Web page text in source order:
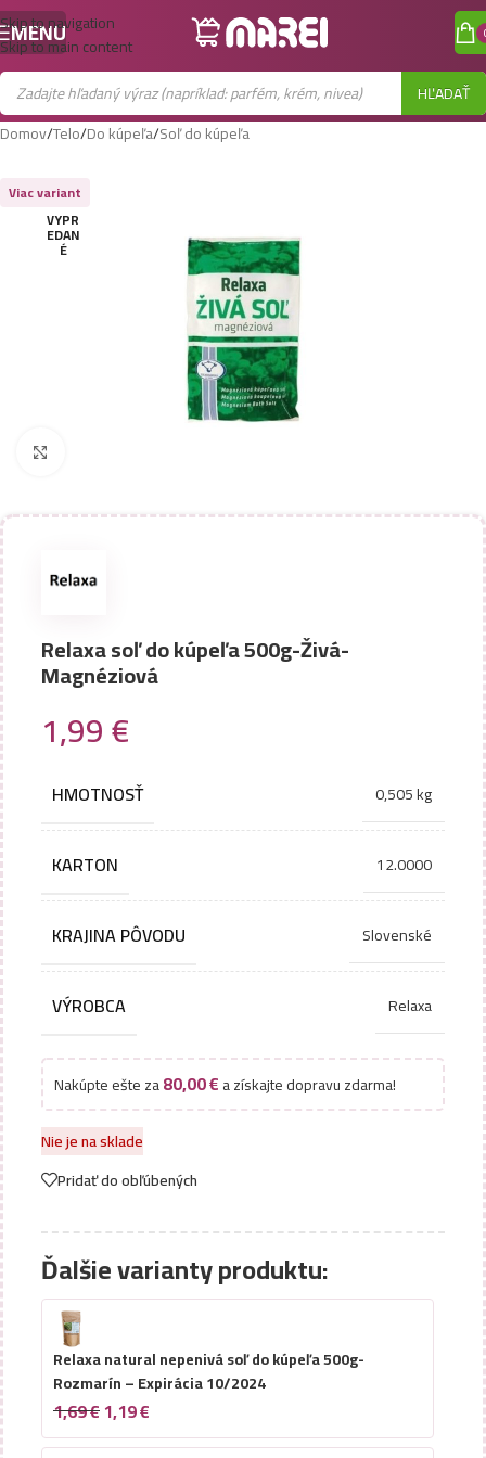
Skip to navigation
Skip to main content
MENU
HĽADAŤ
Domov/Telo/Do kúpeľa/Soľ do kúpeľa
VYPR
EDAN
É
Viac variant
Relaxa soľ do kúpeľa 500g-Živá-
Magnéziová
1,99€
HMOTNOSŤ 0,505 kg
KARTON 12.0000
KRAJINA PÔVODU Slovenské
VÝROBCA Relaxa
Nakúpte ešte za80,00€a získajte dopravu zdarma!
Nie je na sklade
Pridať do obľúbených
Ďalšie varianty produktu:
Relaxa natural nepenivá soľ do kúpeľa 500g-
Rozmarín – Expirácia 10/2024
1,69€1,19€